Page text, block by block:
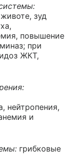
зуд
повышение
при
ЖКТ,
нейтропения,
и
грибковые